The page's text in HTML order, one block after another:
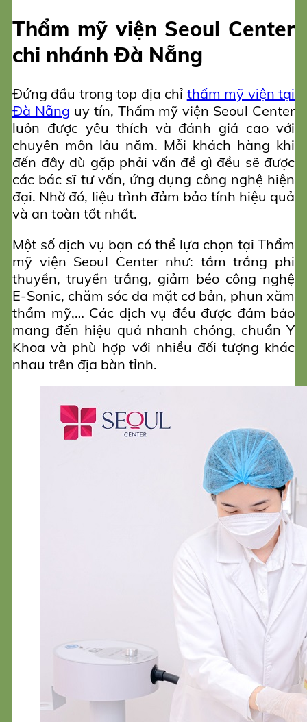
Thẩm mỹ viện Seoul Center
chi nhánh Đà Nẵng
Đứng đầu trong top địa chỉ thẩm mỹ viện tại
Đà Nẵng uy tín, Thẩm mỹ viện Seoul Center
luôn được yêu thích và đánh giá cao với
chuyên môn lâu năm. Mỗi khách hàng khi
đến đây dù gặp phải vấn đề gì đều sẽ được
các bác sĩ tư vấn, ứng dụng công nghệ hiện
đại. Nhờ đó, liệu trình đảm bảo tính hiệu quả
và an toàn tốt nhất.
Một số dịch vụ bạn có thể lựa chọn tại Thẩm
mỹ viện Seoul Center như: tắm trắng phi
thuyền, truyền trắng, giảm béo công nghệ
E-Sonic, chăm sóc da mặt cơ bản, phun xăm
thẩm mỹ,… Các dịch vụ đều được đảm bảo
mang đến hiệu quả nhanh chóng, chuẩn Y
Khoa và phù hợp với nhiều đối tượng khác
nhau trên địa bàn tỉnh.